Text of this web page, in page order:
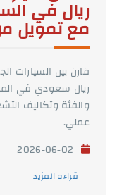
ريال في
مع تمويل
ريال سعودي في
والفئة وتكاليف
عملي.
قراءه المزيد